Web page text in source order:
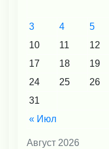
Август 2026
« Июл
3
4 5
10
11 12
17
18 19
24
25 26
31